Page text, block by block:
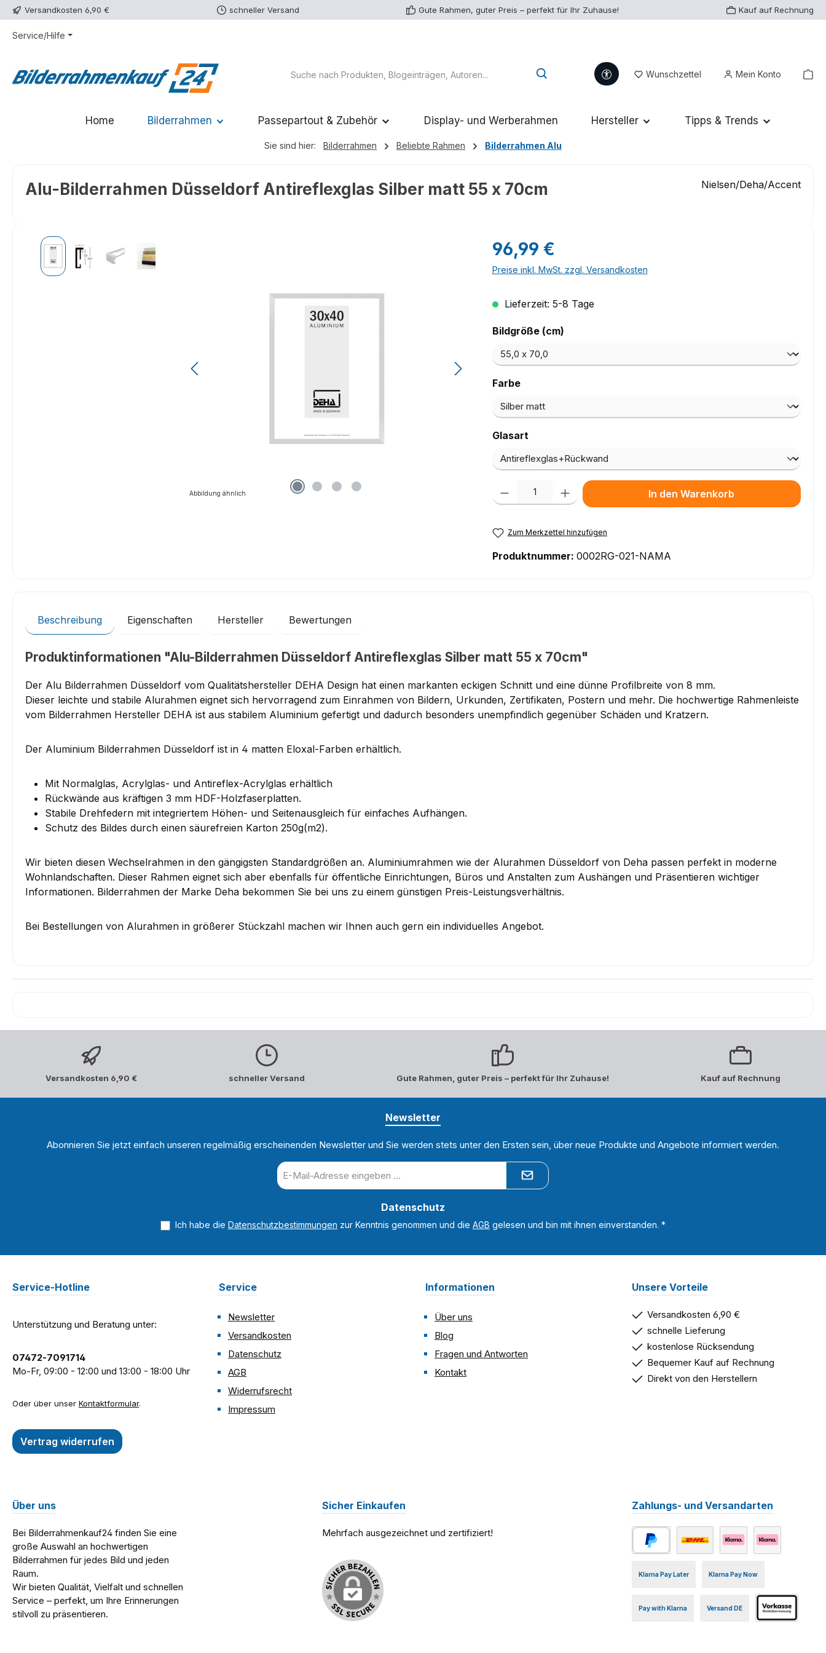
Hauptinhalt springen
Zur Suche springen
Zur Hauptnavigation springen
Versandkosten 6,90 € schneller Versand Gute Rahmen, guter Preis – perfekt für Ihr Zuhause! Kauf auf Rechnung
Service/Hilfe
Werkzeugleiste anzeigen
Wunschzettel Du hast 0 Produkte auf dem
Mein Konto
Home Bilderrahmen Passepartout & Zubehör Display- und Werberahmen Hersteller Tipps & Trends
Sie sind hier: Bilderrahmen Beliebte Rahmen Bilderrahmen Alu
Alu-Bilderrahmen Düsseldorf Antireflexglas Silber matt 55 x 70cm Nielsen/Deha/Accent
Abbildung ähnlich
Regulärer Preis:
96,99 €
Preise inkl. MwSt. zzgl. Versandkosten
Lieferzeit: 5-8 Tage
Bildgröße (cm)auswählen
Farbeauswählen
Glasartauswählen
Produkt Anzahl: Gib den gewünschten Wert ein oder benutze die Schaltflächen
In den Warenkorb
Zum Merkzettel hinzufügen
Produktnummer: 0002RG-021-NAMA
Beschreibung Eigenschaften Hersteller Bewertungen
Produktinformationen "Alu-Bilderrahmen Düsseldorf Antireflexglas Silber matt 55 x 70cm"
Der Alu Bilderrahmen Düsseldorf vom Qualitätshersteller DEHA Design hat einen markanten eckigen Schnitt und eine dünne Profilbreite von 8 mm.
Dieser leichte und stabile Alurahmen eignet sich hervorragend zum Einrahmen von Bildern, Urkunden, Zertifikaten, Postern und mehr. Die hochwertige Rahmenleiste
vom Bilderrahmen Hersteller DEHA ist aus stabilem Aluminium gefertigt und dadurch besonders unempfindlich gegenüber Schäden und Kratzern.
Der Aluminium Bilderrahmen Düsseldorf ist in 4 matten Eloxal-Farben erhältlich.
Mit Normalglas, Acrylglas- und Antireflex-Acrylglas erhältlich
Rückwände aus kräftigen 3 mm HDF-Holzfaserplatten.
Stabile Drehfedern mit integriertem Höhen- und Seitenausgleich für einfaches Aufhängen.
Schutz des Bildes durch einen säurefreien Karton 250g(m2).
Wir bieten diesen Wechselrahmen in den gängigsten Standardgrößen an. Aluminiumrahmen wie der Alurahmen Düsseldorf von Deha passen perfekt in moderne
Wohnlandschaften. Dieser Rahmen eignet sich aber ebenfalls für öffentliche Einrichtungen, Büros und Anstalten zum Aushängen und Präsentieren wichtiger
Informationen. Bilderrahmen der Marke Deha bekommen Sie bei uns zu einem günstigen Preis-Leistungsverhältnis.
Bei Bestellungen von Alurahmen in größerer Stückzahl machen wir Ihnen auch gern ein individuelles Angebot.
Versandkosten 6,90 € schneller Versand Gute Rahmen, guter Preis – perfekt für Ihr Zuhause! Kauf auf Rechnung
Newsletter
Abonnieren Sie jetzt einfach unseren regelmäßig erscheinenden Newsletter und Sie werden stets unter den Ersten sein, über neue Produkte und Angebote informiert werden.
E-
Mail-
Datenschutz
Ich habe die Datenschutzbestimmungen zur Kenntnis genommen und die AGB gelesen und bin mit ihnen einverstanden. *
Service-Hotline
Unterstützung und Beratung unter:
07472-7091714
Mo-Fr, 09:00 - 12:00 und 13:00 - 18:00 Uhr
Oder über unser Kontaktformular.
Vertrag widerrufen
Service
Newsletter
Versandkosten
Datenschutz
AGB
Widerrufsrecht
Impressum
Informationen
Über uns
Blog
Fragen und Antworten
Kontakt
Unsere Vorteile
Versandkosten 6,90 €
schnelle Lieferung
kostenlose Rücksendung
Bequemer Kauf auf Rechnung
Direkt von den Herstellern
Über uns
Bei Bilderrahmenkauf24 finden Sie eine
große Auswahl an hochwertigen
Bilderrahmen für jedes Bild und jeden
Raum.
Wir bieten Qualität, Vielfalt und schnellen
Service – perfekt, um Ihre Erinnerungen
stilvoll zu präsentieren.
Sicher Einkaufen
Mehrfach ausgezeichnet und zertifiziert!
Zahlungs- und Versandarten
Klarna Pay Later Klarna Pay Now
Pay with Klarna Versand DE